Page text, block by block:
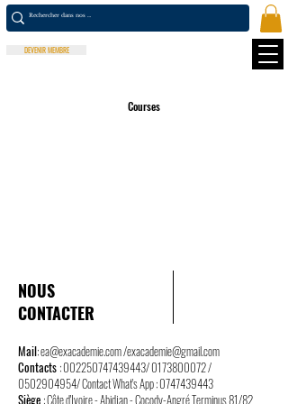
DEVENIR MEMBRE
Courses
NOUS
CONTACTER
Mail:ea@exacademie.com/exacademie@gmail.com
Contacts :002250747439443/0173800072/
0502904954/ Contact What's App :0747439443
Siège : Côte d'Ivoire - Abidjan - Cocody-Angré Terminus 81/82